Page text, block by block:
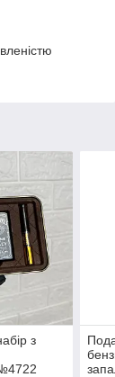
з